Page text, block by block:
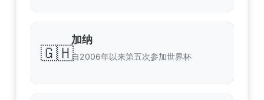
🇬🇭
加纳
自2006年以来第五次参加世界杯